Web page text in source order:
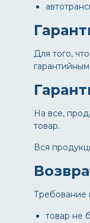
Для того,
На все,
товар.
Вся
Требование
товар не